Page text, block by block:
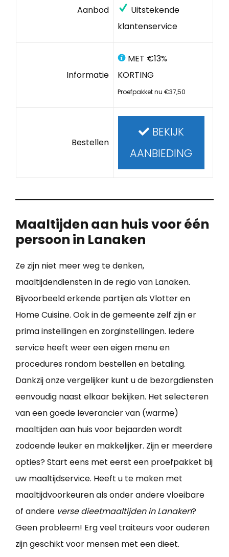
Aanbod
Uitstekende
klantenservice
Informatie
MET €13%
KORTING
Proefpakket nu €37,50
Bestellen
BEKIJK
AANBIEDING
Maaltijden aan huis voor één
persoon in Lanaken
Ze zijn niet meer weg te denken,
maaltijdendiensten in de regio van Lanaken.
Bijvoorbeeld erkende partijen als Vlotter en
Home Cuisine. Ook in de gemeente zelf zijn er
prima instellingen en zorginstellingen. Iedere
service heeft weer een eigen menu en
procedures rondom bestellen en betaling.
Dankzij onze vergelijker kunt u de bezorgdiensten
eenvoudig naast elkaar bekijken. Het selecteren
van een goede leverancier van (warme)
maaltijden aan huis voor bejaarden wordt
zodoende leuker en makkelijker. Zijn er meerdere
opties? Start eens met eerst een proefpakket bij
uw maaltijdservice. Heeft u te maken met
maaltijdvoorkeuren als onder andere vloeibare
of andere verse dieetmaaltijden in Lanaken?
Geen probleem! Erg veel traiteurs voor ouderen
zijn geschikt voor mensen met een dieet.